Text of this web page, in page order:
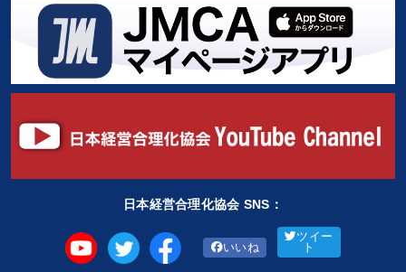
日本経営合理化協会 SNS：
いいね
ツイー
ト